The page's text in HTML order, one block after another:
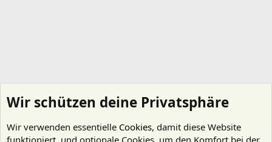
Wir schützen deine Privatsphäre
Wir verwenden essentielle Cookies, damit diese Website
funktioniert, und optionale Cookies, um den Komfort bei der